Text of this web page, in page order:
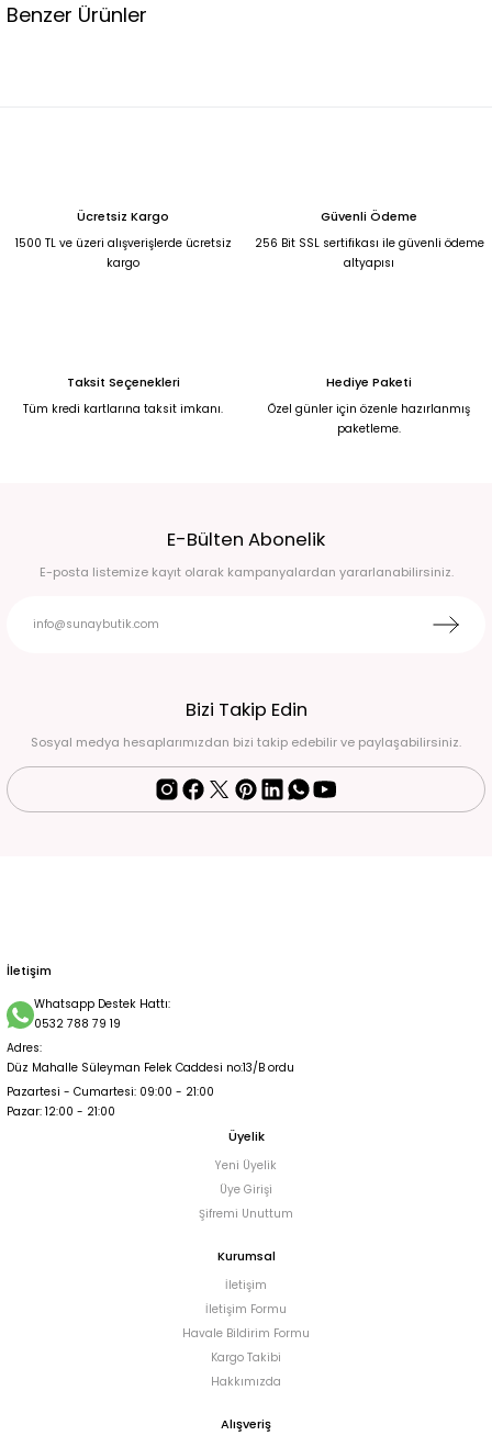
Benzer Ürünler
5.250,00 TL
Saks Mavisi Şifon Yırtmaçlı Abiye 50
4.500,00 TL
Siyah-Mavi İşlemeli Halter Yaka Uzun Abiye Elbise Standart
Ücretsiz Kargo
1500 TL ve üzeri alışverişlerde ücretsiz
kargo
Güvenli Ödeme
256 Bit SSL sertifikası ile güvenli ödeme
altyapısı
Taksit Seçenekleri
Tüm kredi kartlarına taksit imkanı.
Hediye Paketi
Özel günler için özenle hazırlanmış
paketleme.
E-Bülten Abonelik
E-posta listemize kayıt olarak kampanyalardan yararlanabilirsiniz.
Bizi Takip Edin
Sosyal medya hesaplarımızdan bizi takip edebilir ve paylaşabilirsiniz.
İletişim
Whatsapp Destek Hattı:
0532 788 79 19
Adres:
Düz Mahalle Süleyman Felek Caddesi no:13/B ordu
Pazartesi - Cumartesi: 09:00 - 21:00
Pazar: 12:00 - 21:00
Üyelik
Yeni Üyelik
Üye Girişi
Şifremi Unuttum
Kurumsal
İletişim
İletişim Formu
Havale Bildirim Formu
Kargo Takibi
Hakkımızda
Alışveriş